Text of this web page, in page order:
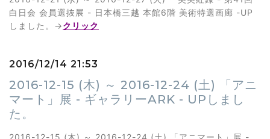
白日会 会員選抜展 - 日本橋三越 本館6階 美術特選画廊 -UP
しました。→クリック
2016/12/14 21:53
2016-12-15 (木) ～ 2016-12-24 (土) 「アニ
マート」展 - ギャラリーARK - UPしまし
た。
2016-12-15 (木) ～ 2016-12-24 (土) 「アニマート」展 -